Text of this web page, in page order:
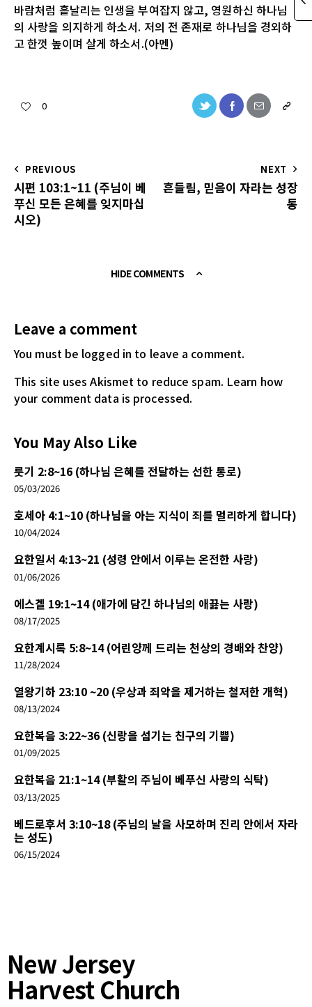
바람처럼 흩날리는 인생을 부여잡지 않고, 영원하신 하나님
의 사랑을 의지하게 하소서. 저의 전 존재로 하나님을 경외하
고 한껏 높이며 살게 하소서.(아멘)
0
PREVIOUS
시편 103:1~11 (주님이 베
푸신 모든 은혜를 잊지마십
시오)
NEXT
흔들림, 믿음이 자라는 성장
통
HIDE COMMENTS
Leave a comment
You must be logged in to leave a comment.
This site uses Akismet to reduce spam. Learn how
your comment data is processed.
You May Also Like
룻기 2:8~16 (하나님 은혜를 전달하는 선한 통로)
05/03/2026
호세아 4:1~10 (하나님을 아는 지식이 죄를 멀리하게 합니다)
10/04/2024
요한일서 4:13~21 (성령 안에서 이루는 온전한 사랑)
01/06/2026
에스겔 19:1~14 (애가에 담긴 하나님의 애끓는 사랑)
08/17/2025
요한계시록 5:8~14 (어린양께 드리는 천상의 경배와 찬양)
11/28/2024
열왕기하 23:10 ~20 (우상과 죄악을 제거하는 철저한 개혁)
08/13/2024
요한복음 3:22~36 (신랑을 섬기는 친구의 기쁨)
01/09/2025
요한복음 21:1~14 (부활의 주님이 베푸신 사랑의 식탁)
03/13/2025
베드로후서 3:10~18 (주님의 날을 사모하며 진리 안에서 자라
는 성도)
06/15/2024
New Jersey
Harvest Church